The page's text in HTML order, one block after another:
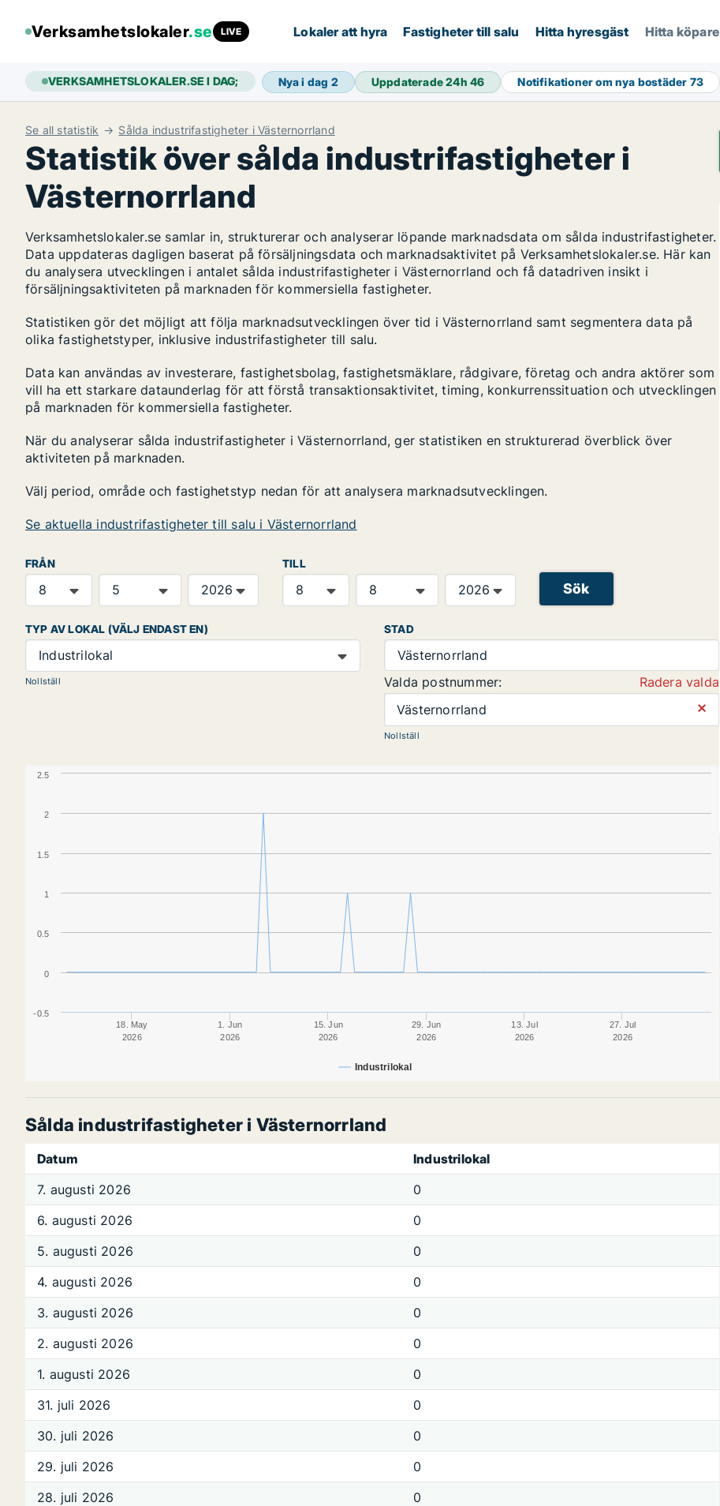
Verksamhetslokaler.se LIVE Lokaler att hyra Fastigheter till salu Hitta hyresgäst Hitta köpare
VERKSAMHETSLOKALER.SE I DAG; Nya i dag 2 Uppdaterade 24h46 Notifikationer om nya bostäder 73
Se all statistik Sålda industrifastigheter i Västernorrland
Statistik över sålda industrifastigheter i
Västernorrland
Verksamhetslokaler.se samlar in, strukturerar och analyserar löpande marknadsdata om sålda industrifastigheter.
Data uppdateras dagligen baserat på försäljningsdata och marknadsaktivitet på Verksamhetslokaler.se. Här kan
du analysera utvecklingen i antalet sålda industrifastigheter i Västernorrland och få datadriven insikt i
försäljningsaktiviteten på marknaden för kommersiella fastigheter.
Statistiken gör det möjligt att följa marknadsutvecklingen över tid i Västernorrland samt segmentera data på
olika fastighetstyper, inklusive industrifastigheter till salu.
Data kan användas av investerare, fastighetsbolag, fastighetsmäklare, rådgivare, företag och andra aktörer som
vill ha ett starkare dataunderlag för att förstå transaktionsaktivitet, timing, konkurrenssituation och utvecklingen
på marknaden för kommersiella fastigheter.
När du analyserar sålda industrifastigheter i Västernorrland, ger statistiken en strukturerad överblick över
aktiviteten på marknaden.
Välj period, område och fastighetstyp nedan för att analysera marknadsutvecklingen.
Se aktuella industrifastigheter till salu i Västernorrland
FRÅN TILL
Sök
TYP AV LOKAL (VÄLJ ENDAST EN)
Industrilokal
Nollställ
STAD
Västernorrland
Valda postnummer:
Radera valda
Västernorrland
⨯
Nollställ
Industrilokal
18. May
2026
1. Jun
2026
15. Jun
2026
29. Jun
2026
13. Jul
2026
27. Jul
2026
-0.5
0
0.5
1
1.5
2
2.5
Sålda industrifastigheter i Västernorrland
Datum
Industrilokal
7. augusti 2026
0
6. augusti 2026
0
5. augusti 2026
0
4. augusti 2026
0
3. augusti 2026
0
2. augusti 2026
0
1. augusti 2026
0
31. juli 2026
0
30. juli 2026
0
29. juli 2026
0
28. juli 2026
0